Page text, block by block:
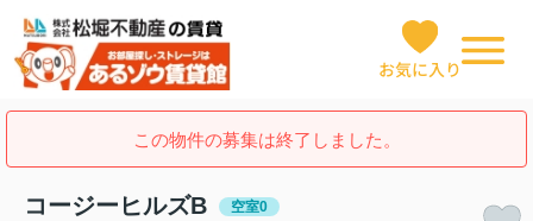
お気に入り
この物件の募集は終了しました。
コージーヒルズB 空室0